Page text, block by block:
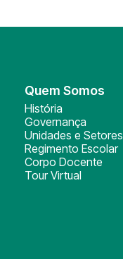
Quem Somos
História
Governança
Unidades e Setores
Regimento Escolar
Corpo Docente
Tour Virtual